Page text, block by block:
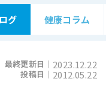
グ 健康コラム
投稿日｜ 2012.05.22
最終更新日｜ 2023.12.22